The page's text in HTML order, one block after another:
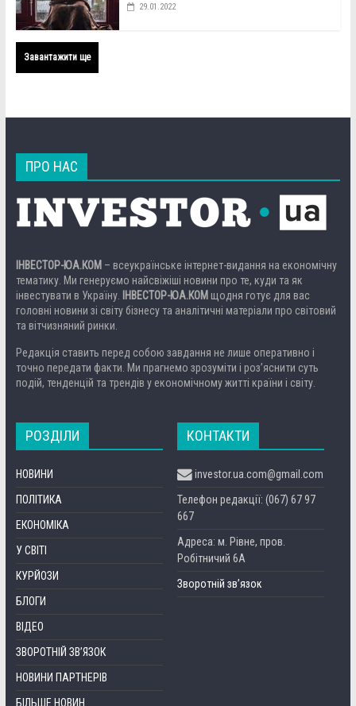
29.01.2022
Завантажити ще
ПРО НАС
ІНВЕСТОР-ЮА.КОМ – всеукраїнське інтернет-видання на економічну
тематику. Ми генеруємо найсвіжіші новини про те, куди та як
інвестувати в Україну.
ІНВЕСТОР-ЮА.КОМ щодня готує для вас
головні новини зі світу бізнесу та аналітичні матеріали про світовий
та вітчизняний ринки.
Редакція ставить перед собою завдання не лише оперативно і
точно передати факти. Ми прагнемо зрозуміти і роз’яснити суть
подій, тенденцій та трендів у економічному житті країни і світу.
РОЗДІЛИ
НОВИНИ
ПОЛІТИКА
ЕКОНОМІКА
У СВІТІ
КУРЙОЗИ
БЛОГИ
ВІДЕО
ЗВОРОТНІЙ ЗВ’ЯЗОК
НОВИНИ ПАРТНЕРІВ
БІЛЬШЕ НОВИН
КОНТАКТИ
investor.ua.com@gmail.com
Телефон редакції: (067) 67 97
667
Адреса: м. Рівне, пров.
Робітничий 6А
Зворотній зв’язок